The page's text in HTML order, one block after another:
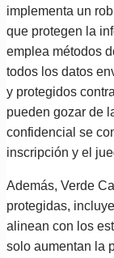
implementa un
que protegen la
emplea métodos
todos los datos
y protegidos
pueden gozar de
confidencial se
inscripción y el
Además, Verde
protegidas,
alinean con los
solo aumentan la